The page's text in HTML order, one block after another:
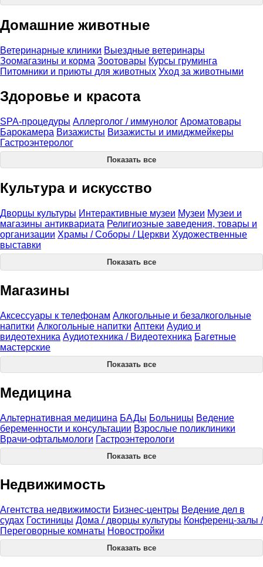
Домашние животные
Ветеринарные клиники Выездные ветеринары
Зоомагазины и корма Зоотовары Курсы груминга
Питомники и приюты для животных Уход за животными
Здоровье и красота
SPA-процедуры Аллерголог / иммунолог Ароматовары
Барокамера Визажисты Визажисты и имиджмейкеры
Гастроэнтеролог
Показать все
Культура и искусство
Дворцы культуры Интерактивные музеи Музеи Музеи и
магазины антиквариата Религиозные заведения, товары и
организации Храмы / Соборы / Церкви Художественные
выставки
Показать все
Магазины
Аксессуары к телефонам Алкогольные и безалкогольные
напитки Алкогольные напитки Аптеки Аудио и
видеотехника Аудиотехника / Видеотехника Багетные
мастерские
Показать все
Медицина
Альтернативная медицина БАДы Больницы Ведение
беременности и консультации Взрослые поликлиники
Врачи-офтальмологи Гастроэнтерологи
Показать все
Недвижимость
Агентства недвижимости Бизнес-центры Ведение дел в
судах Гостиницы Дома / дворцы культуры Конференц-залы /
Переговорные комнаты Новостройки
Показать все